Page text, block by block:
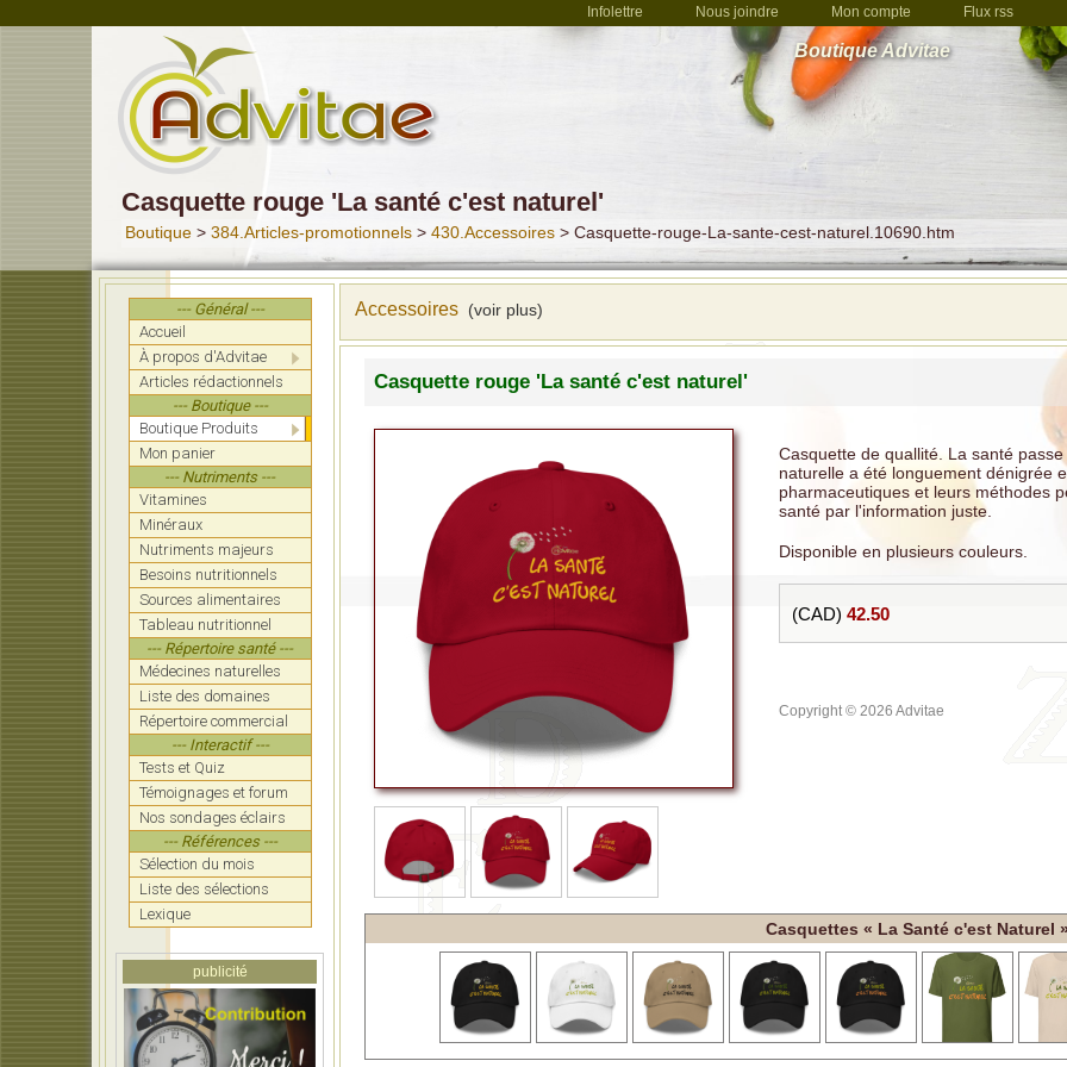
Infolettre Nous joindre Mon compte Flux rss
Boutique Advitae
Casquette rouge 'La santé c'est naturel'
Boutique > 384.Articles-promotionnels > 430.Accessoires > Casquette-rouge-La-sante-cest-naturel.10690.htm
--- Général ---
Accueil
À propos d'Advitae
Articles rédactionnels
--- Boutique ---
Boutique Produits
Mon panier
--- Nutriments ---
Vitamines
Minéraux
Nutriments majeurs
Besoins nutritionnels
Sources alimentaires
Tableau nutritionnel
--- Répertoire santé ---
Médecines naturelles
Liste des domaines
Répertoire commercial
--- Interactif ---
Tests et Quiz
Témoignages et forum
Nos sondages éclairs
--- Références ---
Sélection du mois
Liste des sélections
Lexique
publicité
Accessoires (voir plus)
Casquette rouge 'La santé c'est naturel'
Casquette de quallité. La santé
naturelle a été longuement dénigrée
pharmaceutiques et leurs méthodes
santé par l'information juste.
Disponible en plusieurs couleurs.
(CAD) 42.50
Copyright © 2026 Advitae
Casquettes « La Santé c'est Naturel